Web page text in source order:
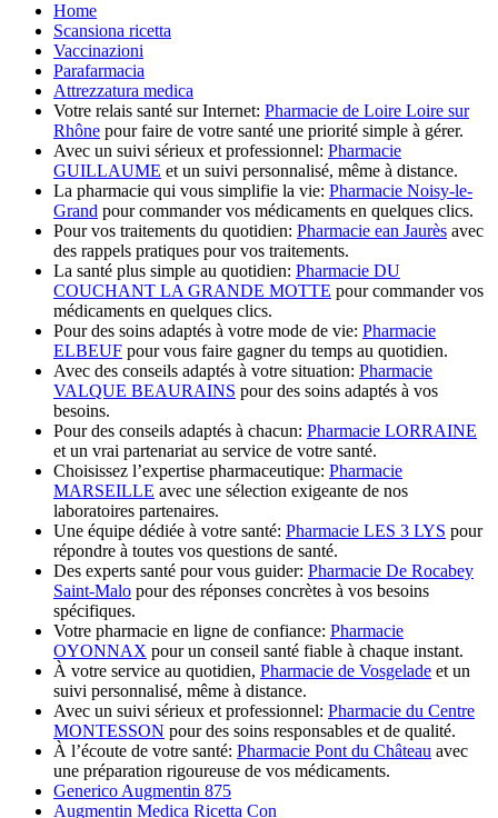
Home
Scansiona ricetta
Vaccinazioni
Parafarmacia
Attrezzatura medica
Votre relais santé sur Internet: Pharmacie de Loire Loire sur
Rhône pour faire de votre santé une priorité simple à gérer.
Avec un suivi sérieux et professionnel: Pharmacie
GUILLAUME et un suivi personnalisé, même à distance.
La pharmacie qui vous simplifie la vie: Pharmacie Noisy-le-
Grand pour commander vos médicaments en quelques clics.
Pour vos traitements du quotidien: Pharmacie ean Jaurès avec
des rappels pratiques pour vos traitements.
La santé plus simple au quotidien: Pharmacie DU
COUCHANT LA GRANDE MOTTE pour commander vos
médicaments en quelques clics.
Pour des soins adaptés à votre mode de vie: Pharmacie
ELBEUF pour vous faire gagner du temps au quotidien.
Avec des conseils adaptés à votre situation: Pharmacie
VALQUE BEAURAINS pour des soins adaptés à vos
besoins.
Pour des conseils adaptés à chacun: Pharmacie LORRAINE
et un vrai partenariat au service de votre santé.
Choisissez l’expertise pharmaceutique: Pharmacie
MARSEILLE avec une sélection exigeante de nos
laboratoires partenaires.
Une équipe dédiée à votre santé: Pharmacie LES 3 LYS pour
répondre à toutes vos questions de santé.
Des experts santé pour vous guider: Pharmacie De Rocabey
Saint-Malo pour des réponses concrètes à vos besoins
spécifiques.
Votre pharmacie en ligne de confiance: Pharmacie
OYONNAX pour un conseil santé fiable à chaque instant.
À votre service au quotidien, Pharmacie de Vosgelade et un
suivi personnalisé, même à distance.
Avec un suivi sérieux et professionnel: Pharmacie du Centre
MONTESSON pour des soins responsables et de qualité.
À l’écoute de votre santé: Pharmacie Pont du Château avec
une préparation rigoureuse de vos médicaments.
Generico Augmentin 875
Augmentin Medica Ricetta Con